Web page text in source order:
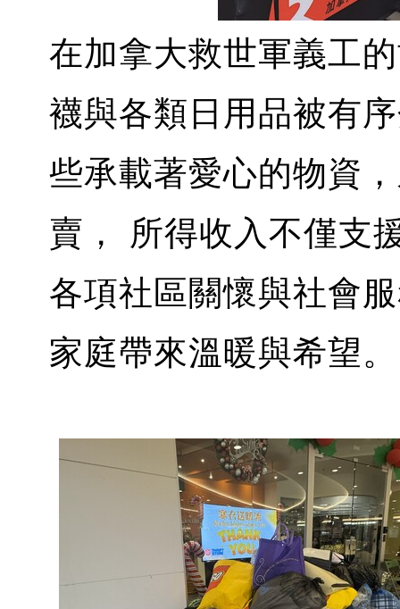
在加拿大救世軍義工
襪與各類日用品被有
些承載著愛心的物資
賣， 所得收入不僅支
各項社區關懷與社會
家庭帶來溫暖與希望。